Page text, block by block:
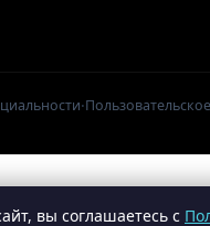
·
вы соглашаетесь с